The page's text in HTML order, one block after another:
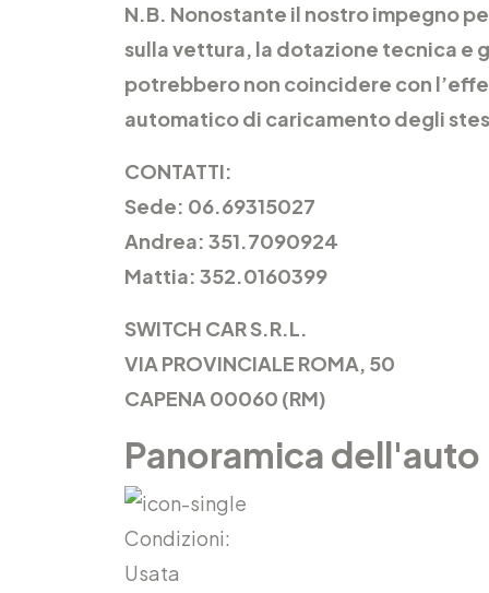
N.B. Nonostante il nostro impegno
sulla vettura, la dotazione tecnica e
potrebbero non coincidere con
automatico di caricamento degli
CONTATTI:
Sede: 06.69315027
Andrea: 351.7090924
Mattia: 352.0160399
SWITCH CAR S.R.L.
VIA PROVINCIALE ROMA, 50
CAPENA 00060 (RM)
Panoramica dell'auto
Condizioni:
Usata